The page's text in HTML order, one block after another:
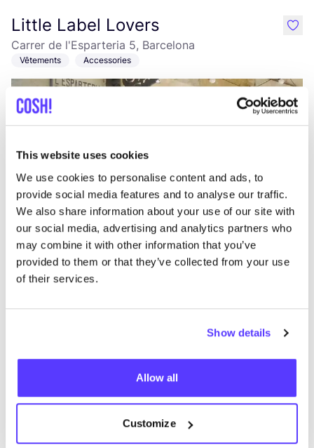
This website uses cookies
We use cookies to personalise content and ads, to
provide social media features and to analyse our traffic.
We also share information about your use of our site with
our social media, advertising and analytics partners who
may combine it with other information that you’ve
provided to them or that they’ve collected from your use
of their services.
Show details
Allow all
Customize
Little Label Lovers
Carrer de l'Esparteria 5, Barcelona
Vêtements Accessories
Visiter la boutique en ligne
like
Owl